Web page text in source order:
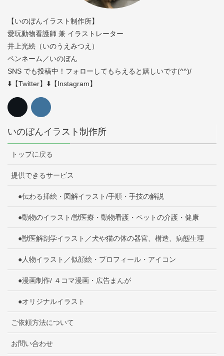
【いのぼんイラスト制作所】
愛玩動物看護師 兼 イラストレーター
井上光絵（いのうえみつえ）
ペンネーム／いのぼん
SNS でも投稿中！フォローしてもらえると嬉しいです(^^)/
⬇️【Twitter】⬇️【Instagram】
いのぼんイラスト制作所
トップに戻る
提供できるサービス
●伝わる挿絵・図解イラスト/手順・手技の解説
●動物のイラスト/獣医療・動物看護・ペットの介護・健康
●獣医解剖学イラスト／犬や猫の体の器官、構造、病態生理
●人物イラスト／似顔絵・プロフィール・アイコン
●漫画制作/ ４コマ漫画・広告まんが
●オリジナルイラスト
ご依頼方法について
お問い合わせ